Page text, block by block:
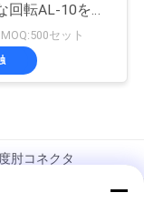
回転AL-10を接
セット
肘コネクタ
システム 工業 作